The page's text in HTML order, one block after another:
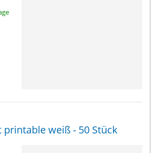
printable weiß - 50 Stück